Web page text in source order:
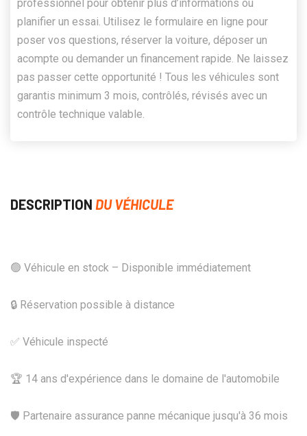
professionnel pour obtenir plus d’informations ou
planifier un essai. Utilisez le formulaire en ligne pour
poser vos questions, réserver la voiture, déposer un
acompte ou demander un financement rapide. Ne laissez
pas passer cette opportunité ! Tous les véhicules sont
garantis minimum 3 mois, contrôlés, révisés avec un
contrôle technique valable.
DESCRIPTION DU VÉHICULE
🟢 Véhicule en stock – Disponible immédiatement
🔒 Réservation possible à distance
✅ Véhicule inspecté
🏆 14 ans d'expérience dans le domaine de l'automobile
🛡️ Partenaire assurance panne mécanique jusqu'à 36 mois